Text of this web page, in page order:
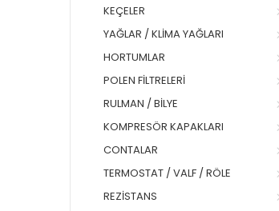
KEÇELER
YAĞLAR / KLIMA YAĞLARI
HORTUMLAR
POLEN FILTRELERI
RULMAN / BILYE
KOMPRESÖR KAPAKLARI
CONTALAR
TERMOSTAT / VALF / RÖLE
REZISTANS